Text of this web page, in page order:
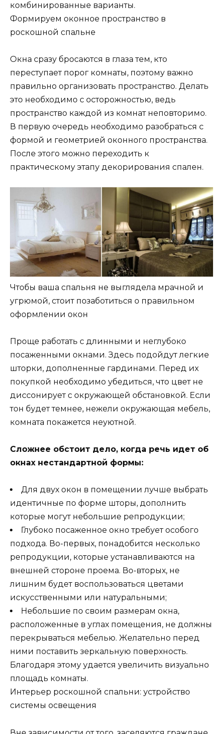
комбинированные варианты.
Формируем оконное пространство в
роскошной спальне
Окна сразу бросаются в глаза тем, кто
переступает порог комнаты, поэтому важно
правильно организовать пространство. Делать
это необходимо с осторожностью, ведь
пространство каждой из комнат неповторимо.
В первую очередь необходимо разобраться с
формой и геометрией оконного пространства.
После этого можно переходить к
практическому этапу декорирования спален.
Чтобы ваша спальня не выглядела мрачной и
угрюмой, стоит позаботиться о правильном
оформлении окон
Проще работать с длинными и неглубоко
посаженными окнами. Здесь подойдут легкие
шторки, дополненные гардинами. Перед их
покупкой необходимо убедиться, что цвет не
диссонирует с окружающей обстановкой. Если
тон будет темнее, нежели окружающая мебель,
комната покажется неуютной.
Сложнее обстоит дело, когда речь идет об
окнах нестандартной формы:
Для двух окон в помещении лучше выбрать
идентичные по форме шторы, дополнить
которые могут небольшие репродукции;
Глубоко посаженное окно требует особого
подхода. Во-первых, понадобится несколько
репродукции, которые устанавливаются на
внешней стороне проема. Во-вторых, не
лишним будет воспользоваться цветами
искусственными или натуральными;
Небольшие по своим размерам окна,
расположенные в углах помещения, не должны
перекрываться мебелью. Желательно перед
ними поставить зеркальную поверхность.
Благодаря этому удается увеличить визуально
площадь комнаты.
Интерьер роскошной спальни: устройство
системы освещения